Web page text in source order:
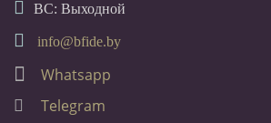
ВС: Выходной
info@bfide.by
Whatsapp
Telegram